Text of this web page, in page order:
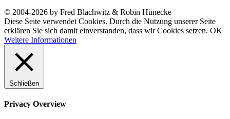
© 2004-2026 by Fred Blachwitz & Robin Hünecke
Diese Seite verwendet Cookies. Durch die Nutzung unserer Seite
erklären Sie sich damit einverstanden, dass wir Cookies setzen. OK
Weitere Informationen
Schließen
Privacy Overview